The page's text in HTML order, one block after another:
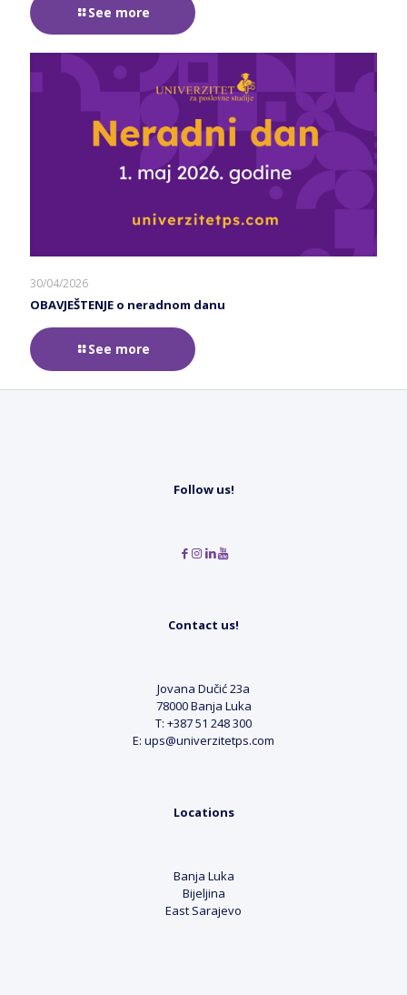
See more
30/04/2026
OBAVJEŠTENJE o neradnom danu
See more
Follow us!
Contact us!
Jovana Dučić 23a
78000 Banja Luka
T: +387 51 248 300
E: ups@univerzitetps.com
Locations
Banja Luka
Bijeljina
East Sarajevo